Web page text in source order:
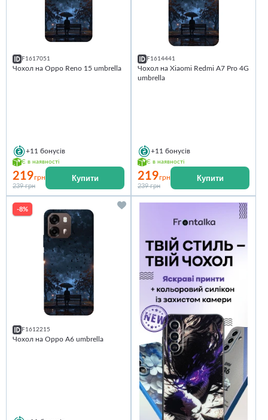
F1617051
Чохол на Oppo Reno 15 umbrella
+11 бонусів
Є в наявності
219грн
239 грн
Купити
F1614441
Чохол на Xiaomi Redmi A7 Pro 4G
umbrella
+11 бонусів
Є в наявності
219грн
239 грн
Купити
-8%
F1612215
Чохол на Oppo A6 umbrella